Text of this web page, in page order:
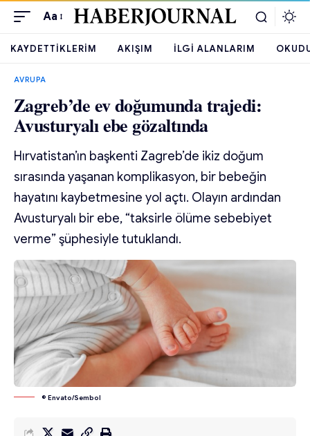
Aa
KAYDETTIKLERIM AKIŞIM İLGI ALANLARIM
AVRUPA
Zagreb’de ev doğumunda trajedi:
Avusturyalı ebe gözaltında
Hırvatistan’ın başkenti Zagreb’de ikiz doğum
sırasında yaşanan komplikasyon, bir bebeğin
hayatını kaybetmesine yol açtı. Olayın ardından
Avusturyalı bir ebe, “taksirle ölüme sebebiyet
verme” şüphesiyle tutuklandı.
© Envato/Sembol